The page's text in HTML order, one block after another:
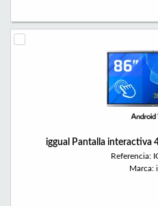
iggual Pantalla interactiva
Referencia:
Marca: